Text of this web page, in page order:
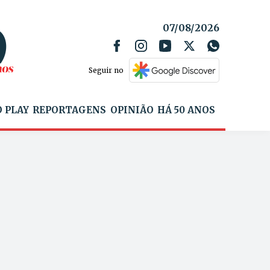
07/08/2026
Seguir no
PLAY REPORTAGENS OPINIÃO HÁ 50 ANOS